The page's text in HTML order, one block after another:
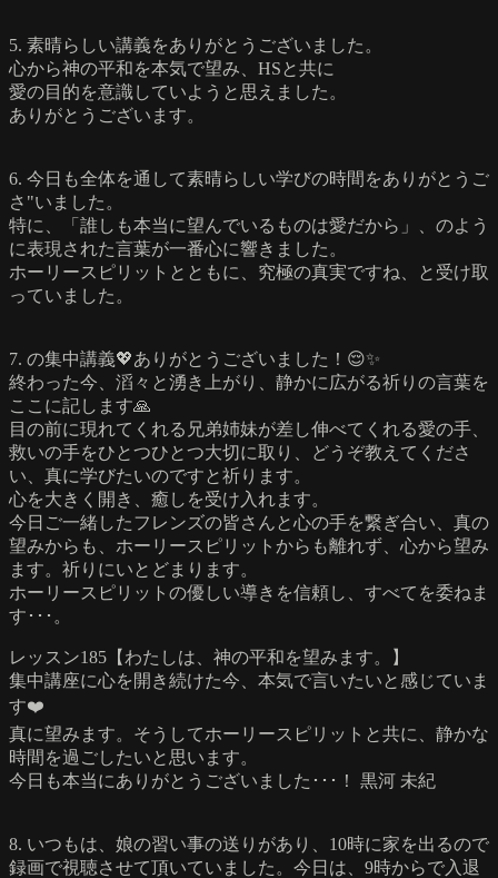
5. 素晴らしい講義をありがとうございました。
心から神の平和を本気で望み、HSと共に
愛の目的を意識していようと思えました。
ありがとうございます。
6. 今日も全体を通して素晴らしい学びの時間をありがとうご
さ"いました。
特に、「誰しも本当に望んでいるものは愛だから」、のよう
に表現された言葉が一番心に響きました。
ホーリースピリットとともに、究極の真実ですね、と受け取
っていました。
7. の集中講義💖ありがとうございました！😌✨
終わった今、滔々と湧き上がり、静かに広がる祈りの言葉を
ここに記します🙏
目の前に現れてくれる兄弟姉妹が差し伸べてくれる愛の手、
救いの手をひとつひとつ大切に取り、どうぞ教えてくださ
い、真に学びたいのですと祈ります。
心を大きく開き、癒しを受け入れます。
今日ご一緒したフレンズの皆さんと心の手を繋ぎ合い、真の
望みからも、ホーリースピリットからも離れず、心から望み
ます。祈りにいとどまります。
ホーリースピリットの優しい導きを信頼し、すべてを委ねま
す･･･。
レッスン185【わたしは、神の平和を望みます。】
集中講座に心を開き続けた今、本気で言いたいと感じていま
す❤️
真に望みます。そうしてホーリースピリットと共に、静かな
時間を過ごしたいと思います。
今日も本当にありがとうございました･･･！ 黒河 未紀
8. いつもは、娘の習い事の送りがあり、10時に家を出るので
録画で視聴させて頂いていました。今日は、9時からで入退